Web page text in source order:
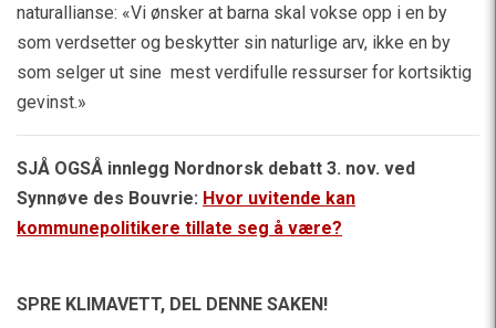
naturallianse: «Vi ønsker at barna skal vokse opp i en by
som verdsetter og beskytter sin naturlige arv, ikke en by
som selger ut sine mest verdifulle ressurser for kortsiktig
gevinst.»
SJÅ OGSÅ innlegg Nordnorsk debatt 3. nov. ved
Synnøve des Bouvrie: Hvor uvitende kan
kommunepolitikere tillate seg å være?
SPRE KLIMAVETT, DEL DENNE SAKEN!